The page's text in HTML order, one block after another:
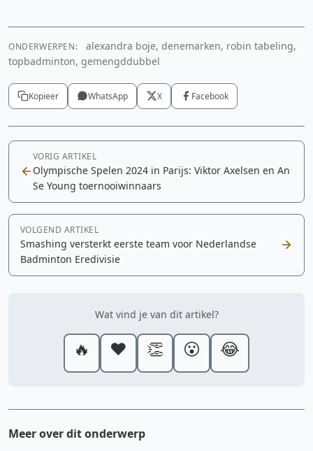
ONDERWERPEN:
alexandra boje, denemarken, robin tabeling,
topbadminton, gemengddubbel
Kopieer WhatsApp X Facebook
VORIG ARTIKEL
Olympische Spelen 2024 in Parijs: Viktor Axelsen en An
Se Young toernooiwinnaars
VOLGEND ARTIKEL
Smashing versterkt eerste team voor Nederlandse
Badminton Eredivisie
Wat vind je van dit artikel?
🔥 ❤️ 👏 😮 😂
Meer over dit onderwerp